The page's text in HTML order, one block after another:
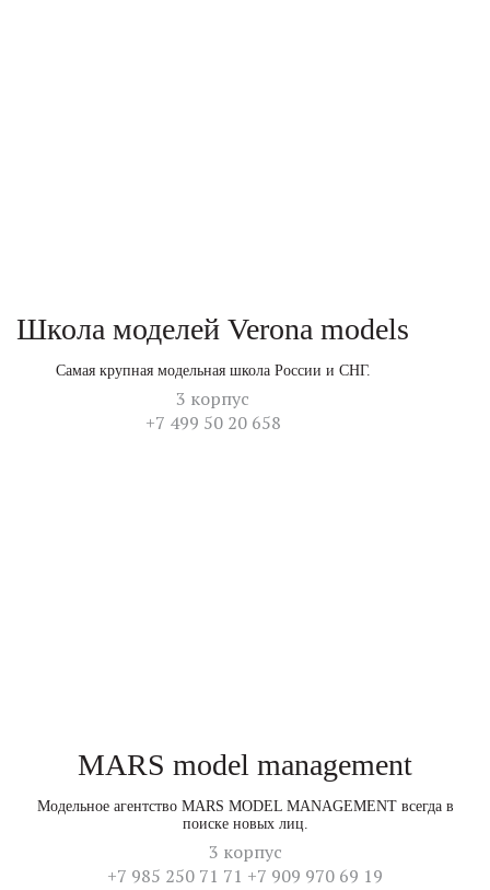
Школа моделей Verona models
Самая крупная модельная школа России и СНГ.
3 корпус
+7 499 50 20 658
MARS model management
Модельное агентство MARS MODEL MANAGEMENT всегда в
поиске новых лиц.
3 корпус
+7 985 250 71 71 +7 909 970 69 19